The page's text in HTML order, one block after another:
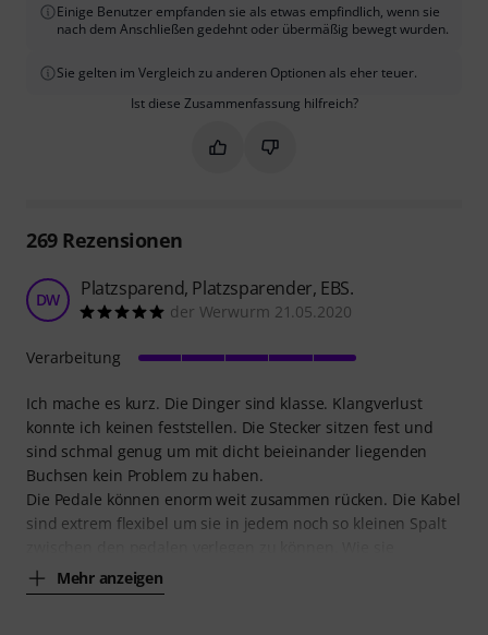
Einige Benutzer empfanden sie als etwas empfindlich, wenn sie
nach dem Anschließen gedehnt oder übermäßig bewegt wurden.
Sie gelten im Vergleich zu anderen Optionen als eher teuer.
Ist diese Zusammenfassung hilfreich?
Markieren Sie diese
Markieren Sie diese
269Rezensionen
DW Platzsparend, Platzsparender, EBS.
der Werwurm 21.05.2020
Ich mache es kurz. Die Dinger sind klasse. Klangverlust
konnte ich keinen feststellen. Die Stecker sitzen fest und
sind schmal genug um mit dicht beieinander liegenden
Buchsen kein Problem zu haben.
Die Pedale können enorm weit zusammen rücken. Die Kabel
sind extrem flexibel um sie in jedem noch so kleinen Spalt
Mehr anzeigen
Verarbeitung